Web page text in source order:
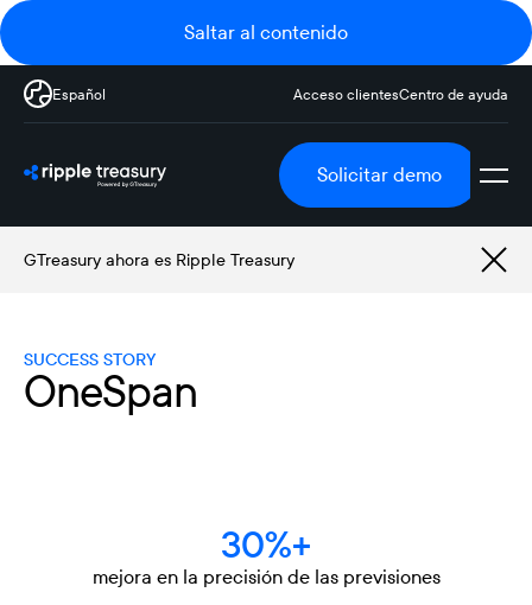
Saltar al contenido
Español Acceso clientesCentro de ayuda
Solicitar demo
GTreasury ahora es Ripple Treasury
SUCCESS STORY
OneSpan
30%+
mejora en la precisión de las previsiones